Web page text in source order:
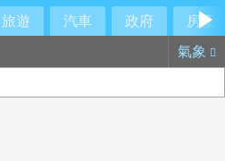
旅遊 汽車 政府
房產
氣象